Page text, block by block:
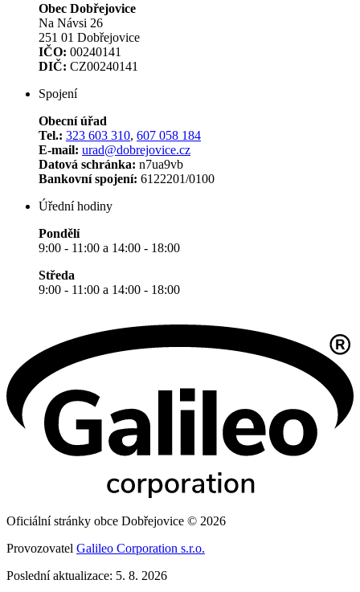
Obec Dobřejovice
Na Návsi 26
251 01 Dobřejovice
IČO: 00240141
DIČ: CZ00240141
Spojení
Obecní úřad
Tel.: 323 603 310, 607 058 184
E-mail: urad@dobrejovice.cz
Datová schránka: n7ua9vb
Bankovní spojení: 6122201/0100
Úřední hodiny
Pondělí
9:00 - 11:00 a 14:00 - 18:00
Středa
9:00 - 11:00 a 14:00 - 18:00
Oficiální stránky obce Dobřejovice © 2026
Provozovatel Galileo Corporation s.r.o.
Poslední aktualizace: 5. 8. 2026